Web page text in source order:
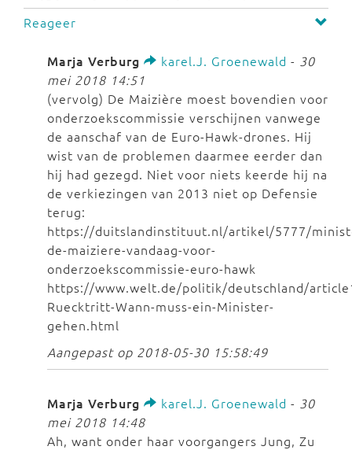
Reageer
Marja Verburg karel.J. Groenewald - 30
mei 2018 14:51
(vervolg) De Maizière moest bovendien voor
onderzoekscommissie verschijnen vanwege
de aanschaf van de Euro-Hawk-drones. Hij
wist van de problemen daarmee eerder dan
hij had gezegd. Niet voor niets keerde hij na
de verkiezingen van 2013 niet op Defensie
terug:
https://duitslandinstituut.nl/artikel/5777/
de-maiziere-vandaag-voor-
onderzoekscommissie-euro-hawk
https://www.welt.de/politik/deutschland/
Ruecktritt-Wann-muss-ein-Minister-
gehen.html
Aangepast op 2018-05-30 15:58:49
Marja Verburg karel.J. Groenewald - 30
mei 2018 14:48
Ah, want onder haar voorgangers Jung, Zu